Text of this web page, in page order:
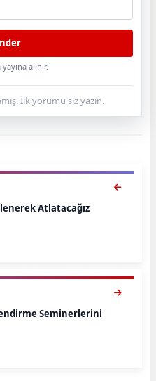
alınır.
İlk yorumu siz yazın.
Atlatacağız
Seminerlerini